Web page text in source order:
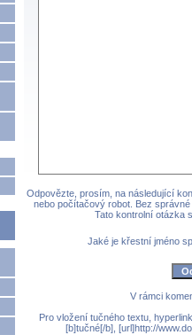
Odpovězte, prosím, na následující
nebo počítačový robot. Bez
Tato kontrolní otázka
Jaké je křestní jméno
V rámci
Pro vložení tučného textu,
[b]tučné[/b], [url]http://